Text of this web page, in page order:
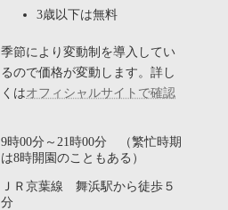
3歳以下は無料
季節により変動制を導入してい
るので価格が変動します。詳し
くはオフィシャルサイトで確認
9時00分～21時00分 （繁忙時期
は8時開園のこともある）
ＪＲ京葉線 舞浜駅から徒歩５
分